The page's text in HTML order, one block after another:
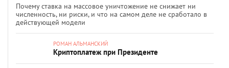
Почему ставка на массовое уничтожение не снижает ни
численность, ни риски, и что на самом деле не сработало в
действующей модели
РОМАН АЛЬМАНСКИЙ
Криптоплатеж при Президенте